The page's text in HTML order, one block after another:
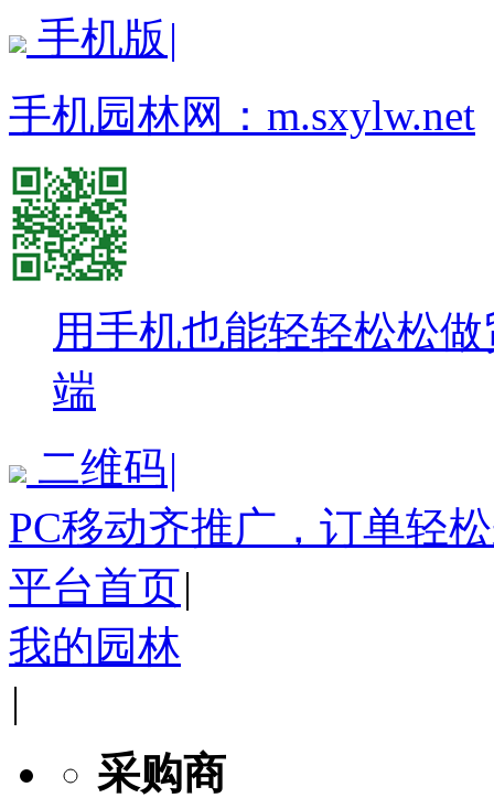
手机版 |
手机园林网： m.sxylw.net
用手机也能轻轻松松
端
二维码|
PC移动齐推广，订单轻
平台首页|
我的园林
|
采购商